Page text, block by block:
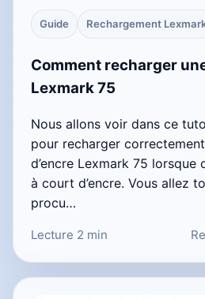
Guide Rechargement
Comment recharger
Lexmark 75
Nous allons voir dans ce
pour recharger
d’encre Lexmark 75
à court d’encre. Vous allez
procu…
Lecture 2 min